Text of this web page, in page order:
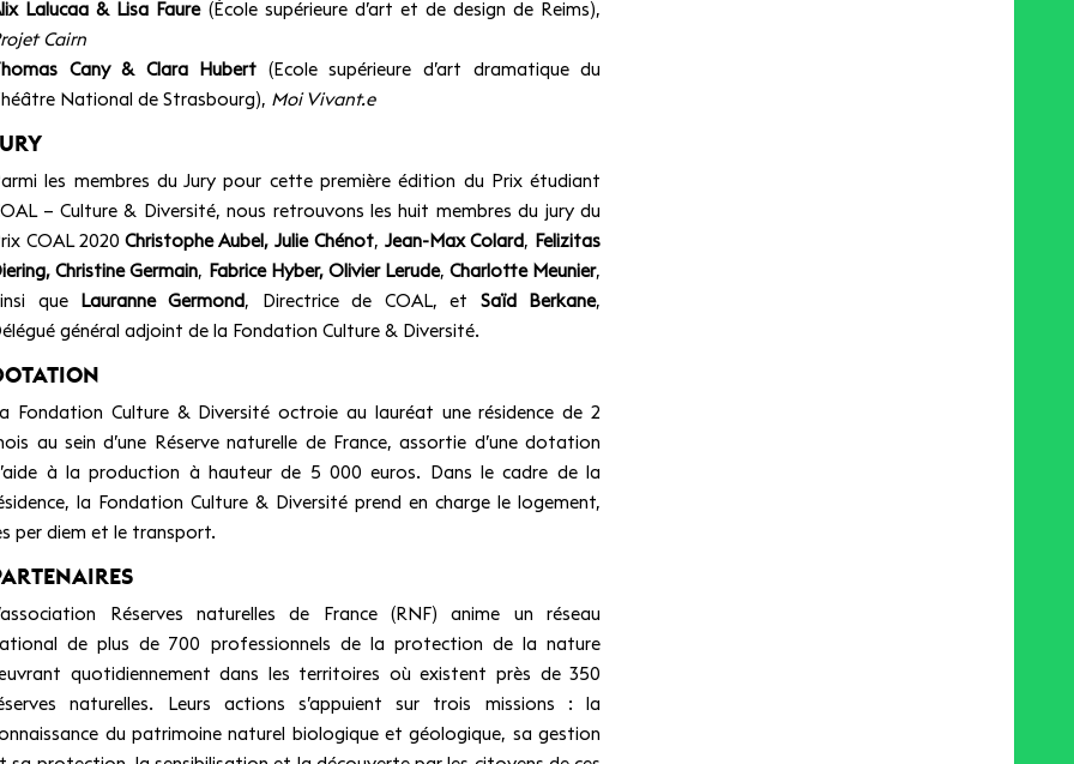
Lalucaa & Lisa Faure(École supérieure d’art et de design de Reims),
Cairn
Cany & Clara Hubert (Ecole supérieure d’art dramatique du
National de Strasbourg), Moi Vivant.e
les membres du Jury pour cette première édition du Prix étudiant
– Culture & Diversité, nous retrouvons les huit membres du jury du
COAL 2020Christophe Aubel, Julie Chénot, Jean-Max Colard , Felizitas
Christine Germain, Fabrice Hyber, Olivier Lerude,Charlotte Meunier,
que
Lauranne Germond , Directrice de COAL, et Saïd Berkane,
général adjoint de la Fondation Culture & Diversité.
Fondation Culture & Diversité octroie au lauréat une résidence de 2
au sein d’une Réserve naturelle de France, assortie d’une dotation
à la production à hauteur de 5 000 euros. Dans le cadre de la
la Fondation Culture & Diversité prend en charge le logement,
per diem et le transport.
Réserves naturelles de France (RNF) anime un réseau
de plus de 700 professionnels de la protection de la nature
quotidiennement dans les territoires où existent près de 350
naturelles. Leurs actions s’appuient sur trois missions : la
du patrimoine naturel biologique et géologique, sa gestion